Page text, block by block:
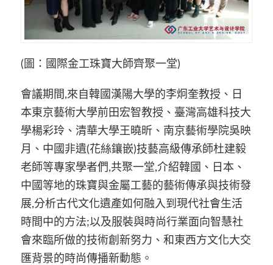
(圖：國際金工珠寶大師齊聚一堂)
會議期間,來自韓國漢陽大學的李炯奎教授、日
本東京藝術大學前田宏智教授、臺灣高雄科技大
學楊彩玲、清華大學王曉昕、南京藝術學院吳映
月、中國非遺(花絲鑲嵌)技藝高級傳承師杜建毅
老師等專家學者們,共聚一堂,介紹韓國、日本、
中國等地的珠寶與金屬工藝的藝術傳承與技術發
展,分析古代文化遺產如何融入到現代社會生活
時間中的方法;以及服裝與時尚行業面向智慧社
會來臨所做的技術創新努力、和東西方文化大交
匯背景的時尚傳播新動態。